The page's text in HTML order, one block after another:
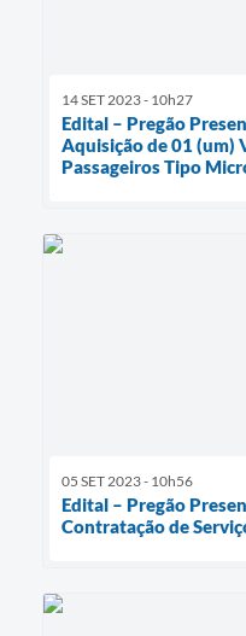
14 SET 2023 - 10h27
Edital – Pregão
Aquisição de 01 (um)
Passageiros Tipo
05 SET 2023 - 10h56
Edital – Pregão
Contratação de